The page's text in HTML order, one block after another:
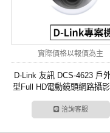
實際價格以報價為主
D-Link 友訊 DCS-4623 戶
型Full HD電動鏡頭網路攝影
洽詢客服